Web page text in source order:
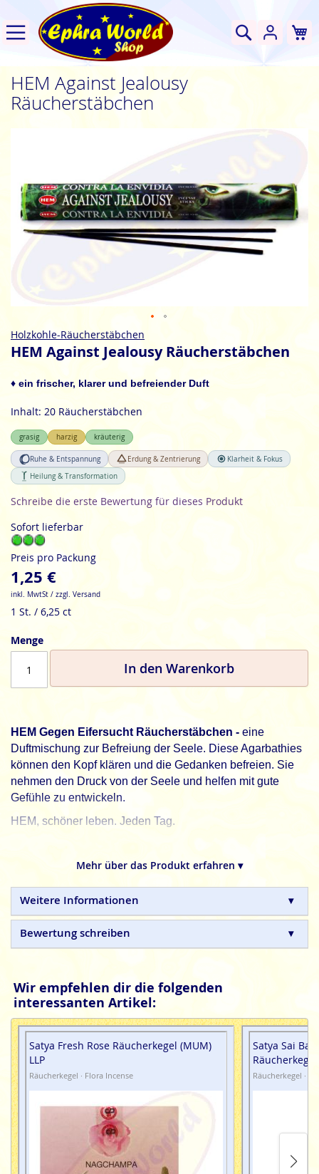
Suche
HEM Against Jealousy
Räucherstäbchen
springen
Zum
Anfang
Bildgalerie
springen
Holzkohle-Räucherstäbchen
HEM Against Jealousy Räucherstäbchen
♦ ein frischer, klarer und befreiender Duft
Inhalt: 20 Räucherstäbchen
grasig harzig kräuterig
Ruhe & Entspannung Erdung & Zentrierung
Klarheit & Fokus
Heilung & Transformation
Schreibe die erste Bewertung für dieses Produkt
Sofort lieferbar
Preis pro Packung
1,25 €
inkl. MwtSt / zzgl. Versand
1 St. / 6,25 ct
Menge
In den Warenkorb
HEM Gegen Eifersucht Räucherstäbchen - eine
Duftmischung zur Befreiung der Seele. Diese Agarbathies
können den Kopf klären und die Gedanken befreien. Sie
nehmen den Druck von der Seele und helfen mit gute
Gefühle zu entwickeln.
HEM, schöner leben. Jeden Tag.
hergestellte Naturprodukte ohne tierische, toxische oder
Mehr über das Produkt erfahren ▾
Weitere Informationen
Bewertung schreiben
Wir empfehlen dir die folgenden
interessanten Artikel:
Satya Fresh Rose Räucherkegel (MUM)
LLP
Räucherkegel · Flora Incense
Satya Sai
Räucherkegel
Räucherkegel ·